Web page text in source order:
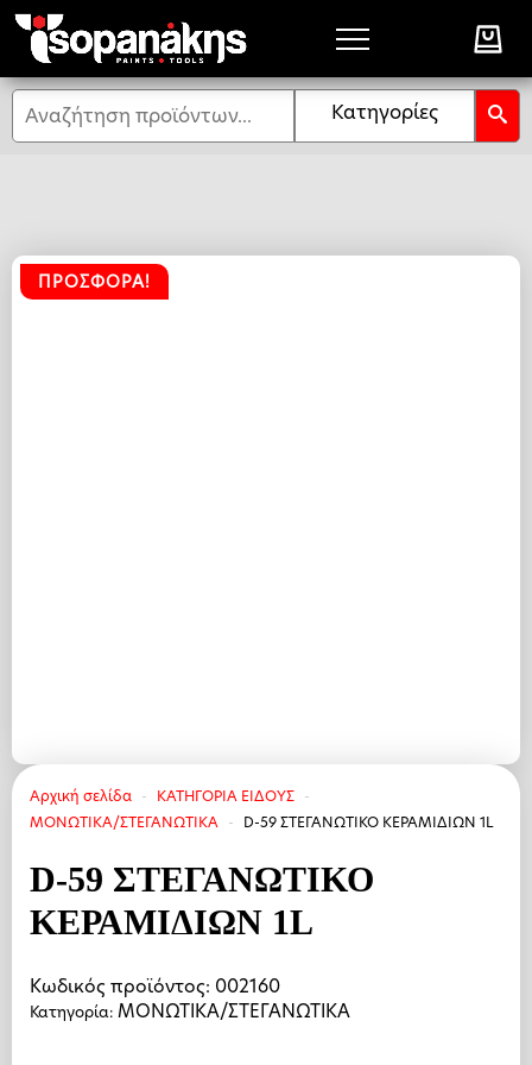
Αναζήτηση Κατηγορίες
ΠΡΟΣΦΟΡΆ!
Αρχική σελίδα
ΚΑΤΗΓΟΡΙΑ ΕΙΔΟΥΣ
ΜΟΝΩΤΙΚΑ/ΣΤΕΓΑΝΩΤΙΚΑ
D-59 ΣΤΕΓΑΝΩΤΙΚΟ ΚΕΡΑΜΙΔΙΩΝ 1L
D-59 ΣΤΕΓΑΝΩΤΙΚΟ
ΚΕΡΑΜΙΔΙΩΝ 1L
Κωδικός προϊόντος: 002160
Κατηγορία: ΜΟΝΩΤΙΚΑ/ΣΤΕΓΑΝΩΤΙΚΑ